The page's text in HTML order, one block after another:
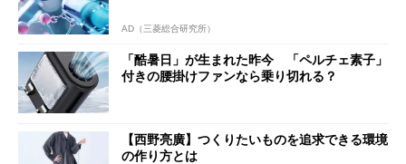
AD（三菱総合研究所）
「酷暑日」が生まれた昨今 「ペルチェ素子」
付きの腰掛けファンなら乗り切れる？
【西野亮廣】つくりたいものを追求できる環境
の作り方とは